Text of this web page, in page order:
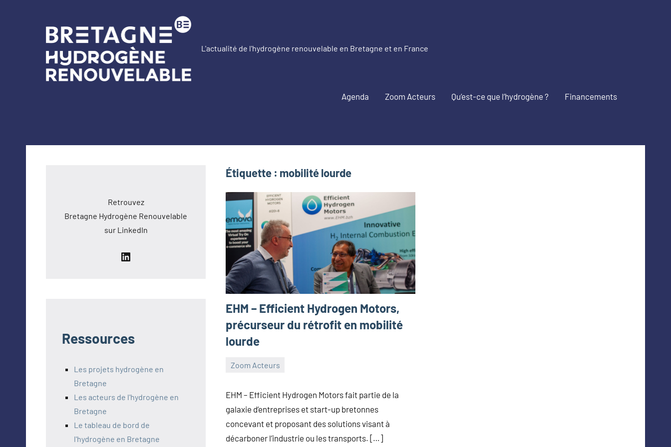
contenu
L'actualité de l'hydrogène renouvelable en Bretagne et en France
Agenda Zoom Acteurs Qu’est-ce que l’hydrogène ? Financements
Étiquette : mobilité lourde
EHM – Efficient Hydrogen Motors,
précurseur du rétrofit en mobilité
lourde
Zoom Acteurs
2024
EHM – Efficient Hydrogen Motors fait partie de la
galaxie d’entreprises et start-up bretonnes
concevant et proposant des solutions visant à
décarboner l’industrie ou les transports. […]
Retrouvez
Bretagne Hydrogène Renouvelable
sur LinkedIn
LinkedIn
Ressources
Les projets hydrogène en
Bretagne
Les acteurs de l'hydrogène en
Bretagne
Le tableau de bord de
l'hydrogène en Bretagne